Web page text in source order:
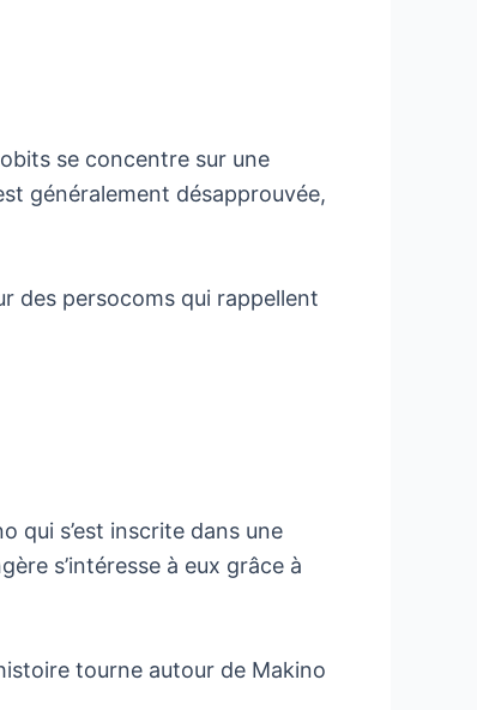
se concentre sur une
généralement désapprouvée,
des persocoms qui rappellent
qui s’est inscrite dans une
s’intéresse à eux grâce à
tourne autour de Makino